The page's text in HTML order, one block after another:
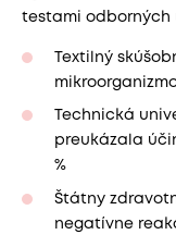
testami odborných
Textilný
Technická
preukázala
%
Štátny
negatívne